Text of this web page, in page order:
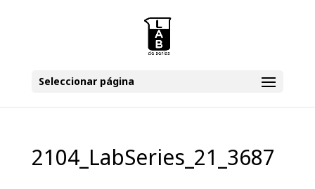
Seleccionar página
2104_LabSeries_21_3687